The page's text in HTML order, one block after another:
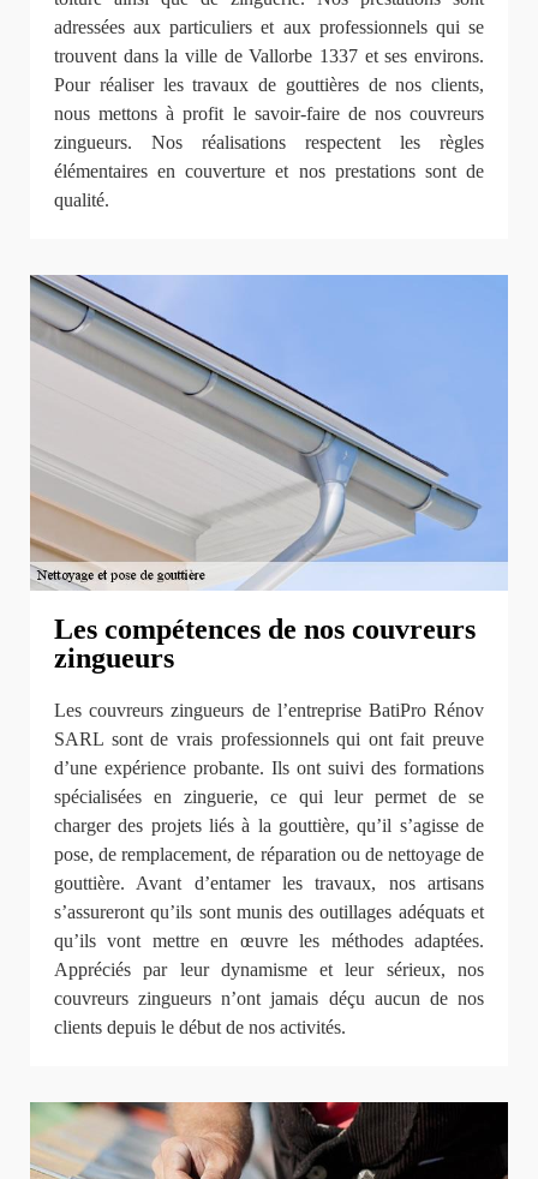
adressées aux particuliers et aux professionnels qui se
trouvent dans la ville de Vallorbe 1337 et ses environs.
Pour réaliser les travaux de gouttières de nos clients,
nous mettons à profit le savoir-faire de nos couvreurs
zingueurs. Nos réalisations respectent les règles
élémentaires en couverture et nos prestations sont de
qualité.
Les compétences de nos couvreurs
zingueurs
Les couvreurs zingueurs de l’entreprise BatiPro Rénov
SARL sont de vrais professionnels qui ont fait preuve
d’une expérience probante. Ils ont suivi des formations
spécialisées en zinguerie, ce qui leur permet de se
charger des projets liés à la gouttière, qu’il s’agisse de
pose, de remplacement, de réparation ou de nettoyage de
gouttière. Avant d’entamer les travaux, nos artisans
s’assureront qu’ils sont munis des outillages adéquats et
qu’ils vont mettre en œuvre les méthodes adaptées.
Appréciés par leur dynamisme et leur sérieux, nos
couvreurs zingueurs n’ont jamais déçu aucun de nos
clients depuis le début de nos activités.